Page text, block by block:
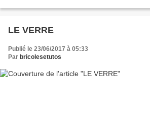
LE VERRE
Publié le 23/06/2017 à 05:33
Par bricolesetutos